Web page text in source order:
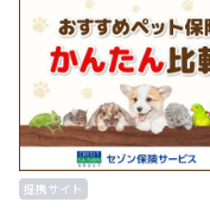
提携サイト